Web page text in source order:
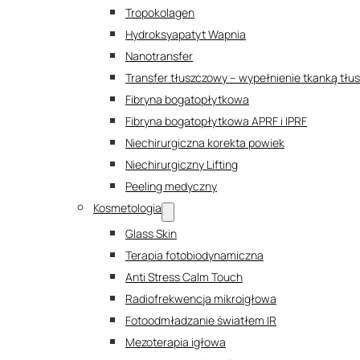
Tropokolagen
Hydroksyapatyt Wapnia
Nanotransfer
Transfer tłuszczowy – wypełnienie tkanką
Fibryna bogatopłytkowa
Fibryna bogatopłytkowa APRF i IPRF
Niechirurgiczna korekta powiek
Niechirurgiczny Lifting
Peeling medyczny
Kosmetologia
Glass Skin
Terapia fotobiodynamiczna
Anti Stress Calm Touch
Radiofrekwencja mikroigłowa
Fotoodmładzanie światłem IR
Mezoterapia igłowa